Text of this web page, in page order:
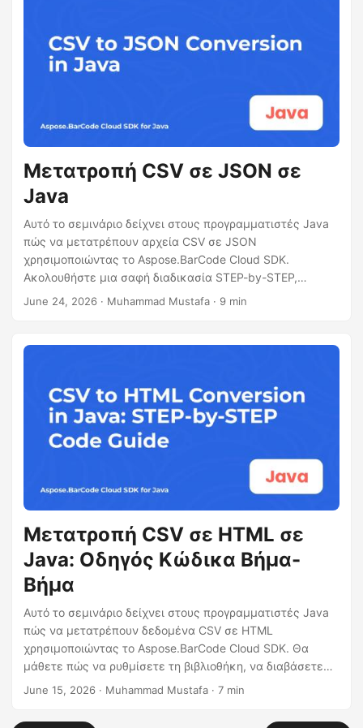
Μετατροπή CSV σε JSON σε
Java
Αυτό το σεμινάριο δείχνει στους προγραμματιστές Java
πώς να μετατρέπουν αρχεία CSV σε JSON
χρησιμοποιώντας το Aspose.BarCode Cloud SDK.
Ακολουθήστε μια σαφή διαδικασία STEP-by-STEP,
εξερευνήστε τη μετατροπή πολλαπλών νημάτων, δείτε
μεγάλων συνόλων δεδομένων.
June 24, 2026 · Muhammad Mustafa · 9 min
Μετατροπή CSV σε HTML σε
Java: Οδηγός Κώδικα Βήμα-
Βήμα
Αυτό το σεμινάριο δείχνει στους προγραμματιστές Java
πώς να μετατρέπουν δεδομένα CSV σε HTML
χρησιμοποιώντας το Aspose.BarCode Cloud SDK. Θα
μάθετε πώς να ρυθμίσετε τη βιβλιοθήκη, να διαβάσετε
αρχεία CSV, να δημιουργήσετε πίνακες HTML, να
βελτιστοποιήσεις για μεγάλα σύνολα δεδομένων.
June 15, 2026 · Muhammad Mustafa · 7 min